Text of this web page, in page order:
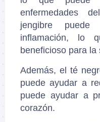
enfermedades
jengibre
inflamación, lo
beneficioso para la
Además, el té
puede ayudar a
puede ayudar a
corazón.